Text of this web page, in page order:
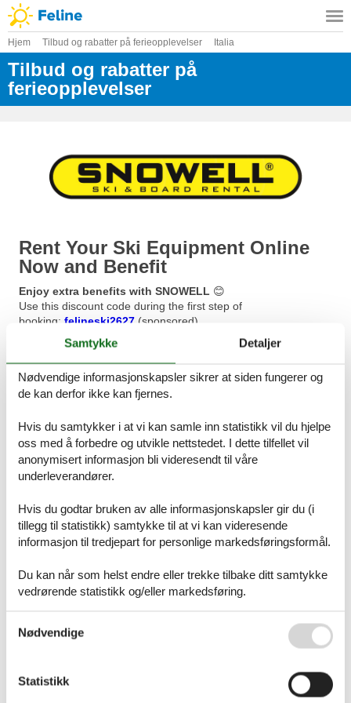
Hjem Tilbud og rabatter på ferieopplevelser Italia
Tilbud og rabatter på
ferieopplevelser
Rent Your Ski Equipment Online
Now and Benefit
Enjoy extra benefits with SNOWELL 😊
Use this discount code during the first step of
booking: felineski2627 (sponsored)
With SNOWELL you can rent your winter sports equipment
such as skis, snowboards, boots, helmets, etc. for your winter
holiday easily and conveniently online. The equipment you
need is ready for you to pick up at 600 ski rental shops in
look forward to a perfect time on the slopes and in the snow ❄️
😊❄️
Vicolungo
Exclusive Extra 10% Discount with This
Samtykke Detaljer
Nødvendige informasjonskapsler sikrer at siden fungerer og
de kan derfor ikke kan fjernes.
Hvis du samtykker i at vi kan samle inn statistikk vil du hjelpe
oss med å forbedre og utvikle nettstedet. I dette tilfellet vil
anonymisert informasjon bli videresendt til våre
underleverandører.
Hvis du godtar bruken av alle informasjonskapsler gir du (i
tillegg til statistikk) samtykke til at vi kan videresende
informasjon til tredjepart for personlige markedsføringsformål.
Du kan når som helst endre eller trekke tilbake ditt samtykke
vedrørende statistikk og/eller markedsføring.
Nødvendige
Statistikk